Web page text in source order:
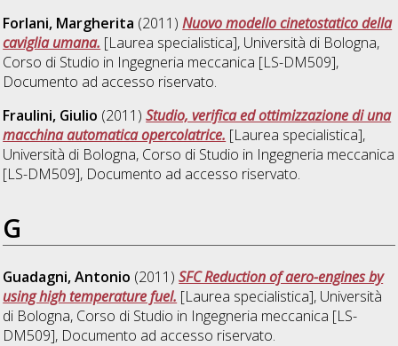
Forlani, Margherita (2011)Nuovo modello cinetostatico della
caviglia umana. [Laurea specialistica], Università di Bologna,
Corso di Studio in Ingegneria meccanica [LS-DM509],
Documento ad accesso riservato.
Fraulini, Giulio (2011)Studio, verifica ed ottimizzazione di una
macchina automatica opercolatrice. [Laurea specialistica],
Università di Bologna, Corso di Studio in Ingegneria meccanica
[LS-DM509], Documento ad accesso riservato.
G
Guadagni, Antonio (2011)SFC Reduction of aero-engines by
using high temperature fuel. [Laurea specialistica], Università
di Bologna, Corso di Studio in Ingegneria meccanica [LS-
DM509], Documento ad accesso riservato.